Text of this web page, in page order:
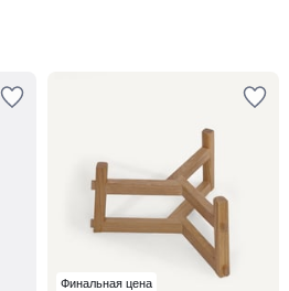
Финальная цена